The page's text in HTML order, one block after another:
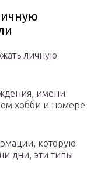
личную
имени
хобби и номере
которую
дни, эти типы